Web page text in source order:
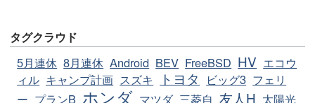
タグクラウド
5月連休 8月連休 Android BEV FreeBSD HV エコウ
ィル キャンプ計画 スズキ トヨタ ビッグ3 フェリ
ー プランB ホンダ マツダ 三菱自 友人H 太陽光